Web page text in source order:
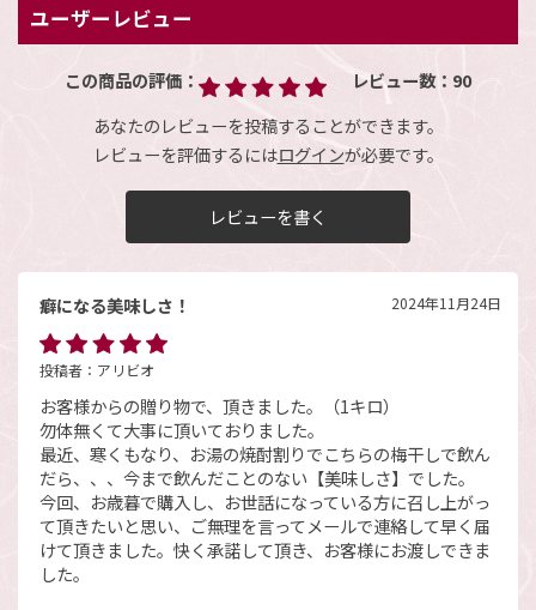
ユーザーレビュー
この商品の評価： レビュー数： 90
あなたのレビューを投稿することができます。
レビューを評価するにはログインが必要です。
レビューを書く
癖になる美味しさ！ 2024年11月24日
投稿者： アリビオ
お客様からの贈り物で、頂きました。（1キロ）
勿体無くて大事に頂いておりました。
最近、寒くもなり、お湯の焼酎割りでこちらの梅干しで飲ん
だら、、、今まで飲んだことのない【美味しさ】でした。
今回、お歳暮で購入し、お世話になっている方に召し上がっ
て頂きたいと思い、ご無理を言ってメールで連絡して早く届
けて頂きました。快く承諾して頂き、お客様にお渡しできま
した。